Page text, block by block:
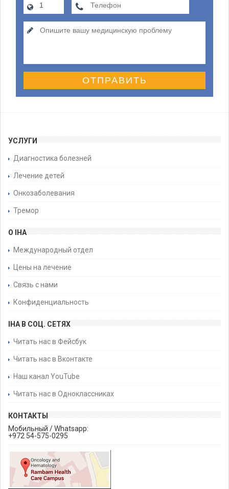
ОТПРАВИТЬ
УСЛУГИ
Диагностика болезней
Лечение детей
Онкозаболевания
Тремор
О IHA
Международный отдел
Цены на лечение
Связь с нами
Конфиденциальность
IHA В СОЦ. СЕТЯХ
Читать нас в Фейсбук
Читать нас в Вконтакте
Наш канал YouTube
Читать нас в Одноклассниках
КОНТАКТЫ
Мобильный / Whatsapp:
+972 54-575-0295